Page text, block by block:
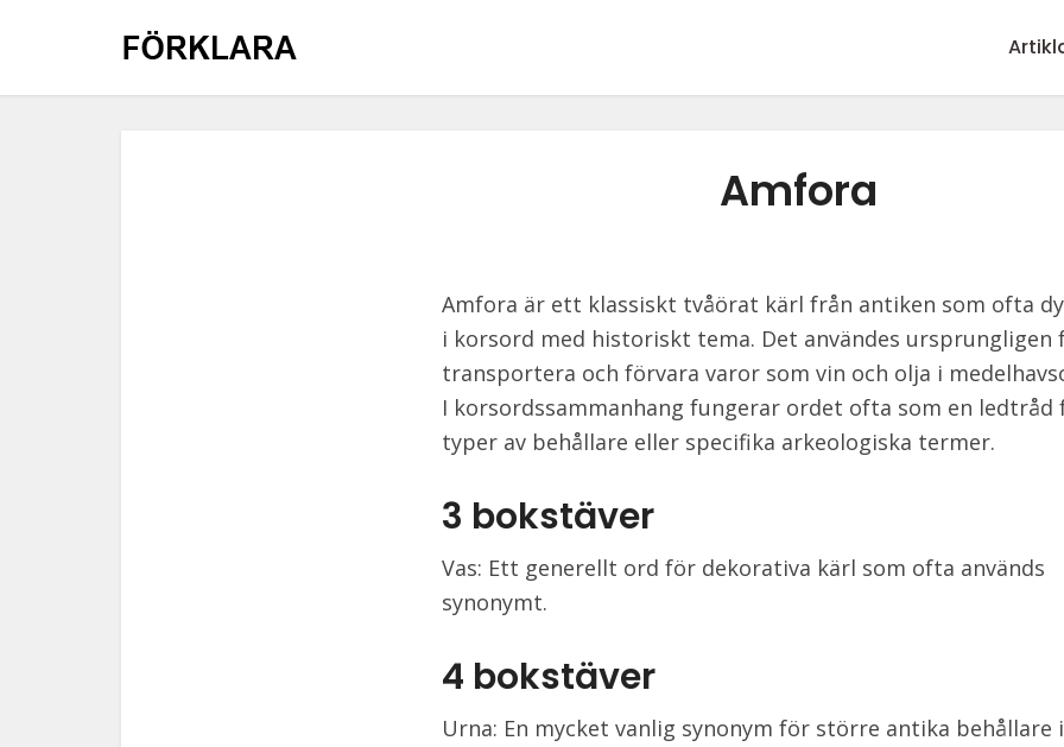
Amfora
Amfora är ett klassiskt tvåörat kärl från antiken som ofta
i korsord med historiskt tema. Det användes ursprungligen
transportera och förvara varor som vin och olja i
I korsordssammanhang fungerar ordet ofta som en ledtråd
typer av behållare eller specifika arkeologiska termer.
3 bokstäver
Vas: Ett generellt ord för dekorativa kärl som ofta används
synonymt.
4 bokstäver
Urna: En mycket vanlig synonym för större antika behållare i